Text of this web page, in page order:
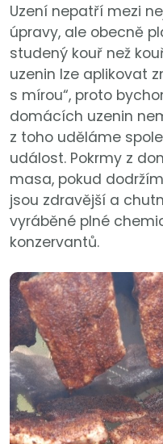
Uzení nepatří mezi
úpravy, ale obecně
studený kouř než
uzenin lze aplikovat
s mírou“, proto
domácích uzenin
z toho uděláme
událost. Pokrmy z
masa, pokud
jsou zdravější a
vyráběné plné
konzervantů.